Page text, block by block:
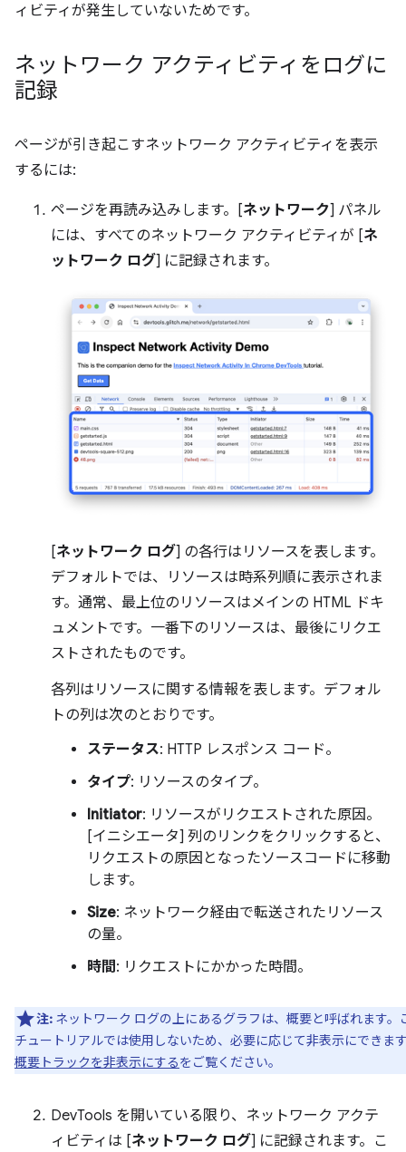
ィビティが発生していないためです。
ネットワーク アクティビティをログに
記録
ページが引き起こすネットワーク アクティビティを表示
するには:
ページを再読み込みします。[ネットワーク] パネル
には、すべてのネットワーク アクティビティが [ネ
ットワーク ログ] に記録されます。
[ネットワーク ログ] の各行はリソースを表します。
デフォルトでは、リソースは時系列順に表示されま
す。通常、最上位のリソースはメインの HTML ドキ
ュメントです。一番下のリソースは、最後にリクエ
ストされたものです。
各列はリソースに関する情報を表します。デフォル
トの列は次のとおりです。
ステータス: HTTP レスポンス コード。
タイプ: リソースのタイプ。
Initiator: リソースがリクエストされた原因。
[イニシエータ] 列のリンクをクリックすると、
リクエストの原因となったソースコードに移動
します。
Size: ネットワーク経由で転送されたリソース
の量。
時間: リクエストにかかった時間。
注: ネットワーク ログの上にあるグラフは、概要と呼ばれます。
チュートリアルでは使用しないため、必要に応じて非表示にできま
概要トラックを非表示にするをご覧ください。
DevTools を開いている限り、ネットワーク アクテ
ィビティは [ネットワーク ログ] に記録されます。こ